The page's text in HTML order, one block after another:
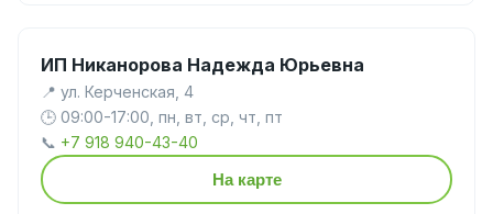
ИП Никанорова Надежда Юрьевна
📍 ул. Керченская, 4
🕒 09:00-17:00, пн, вт, ср, чт, пт
📞 +7 918 940-43-40
На карте